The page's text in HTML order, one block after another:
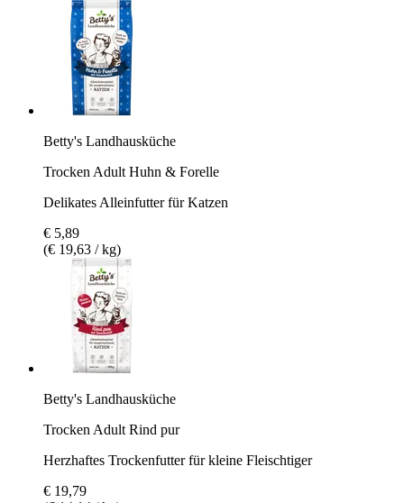
Betty's Landhausküche
Trocken Adult Huhn & Forelle
Delikates Alleinfutter für Katzen
€ 5,89
(€ 19,63 / kg)
Betty's Landhausküche
Trocken Adult Rind pur
Herzhaftes Trockenfutter für kleine Fleischtiger
€ 19,79